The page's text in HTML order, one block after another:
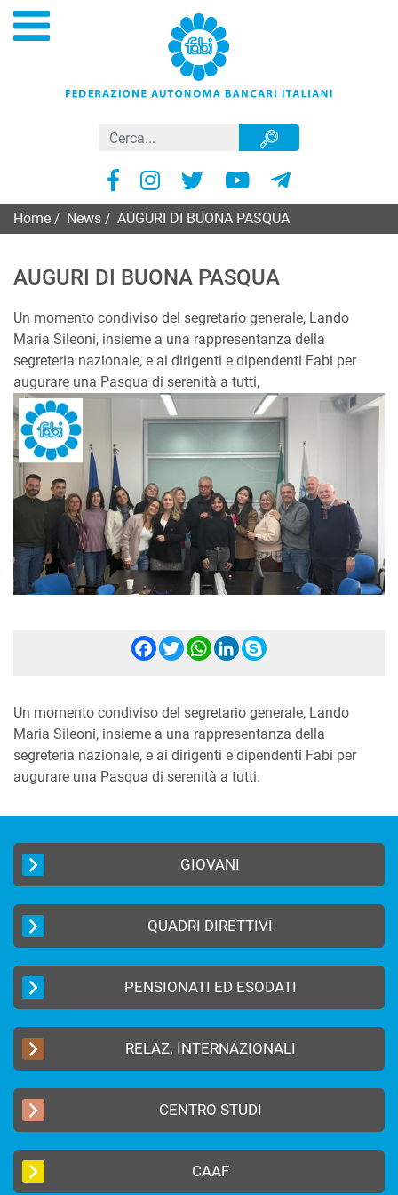
Home News AUGURI DI BUONA PASQUA
AUGURI DI BUONA PASQUA
Un momento condiviso del segretario generale, Lando
Maria Sileoni, insieme a una rappresentanza della
segreteria nazionale, e ai dirigenti e dipendenti Fabi per
augurare una Pasqua di serenità a tutti,
Facebook
Twitter
WhatsApp
LinkedIn
Skype
Un momento condiviso del segretario generale, Lando
Maria Sileoni, insieme a una rappresentanza della
segreteria nazionale, e ai dirigenti e dipendenti Fabi per
augurare una Pasqua di serenità a tutti.
GIOVANI
QUADRI DIRETTIVI
PENSIONATI ED ESODATI
RELAZ. INTERNAZIONALI
CENTRO STUDI
CAAF